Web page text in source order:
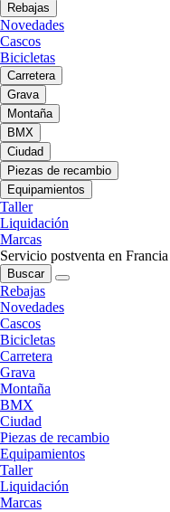
Rebajas
Novedades
Cascos
Bicicletas
Carretera
Grava
Montaña
BMX
Ciudad
Piezas de recambio
Equipamientos
Taller
Liquidación
Marcas
Servicio postventa en Francia
Buscar
Rebajas
Novedades
Cascos
Bicicletas
Carretera
Grava
Montaña
BMX
Ciudad
Piezas de recambio
Equipamientos
Taller
Liquidación
Marcas